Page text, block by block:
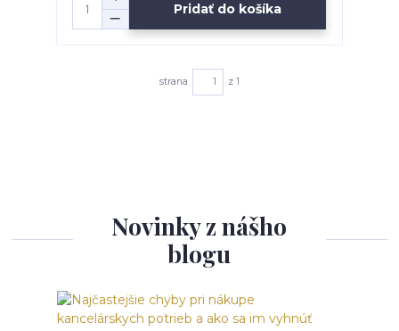
Pridať do košíka
strana z 1
Novinky z nášho
blogu